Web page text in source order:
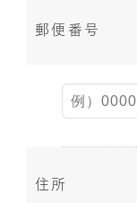
郵便番号
住所